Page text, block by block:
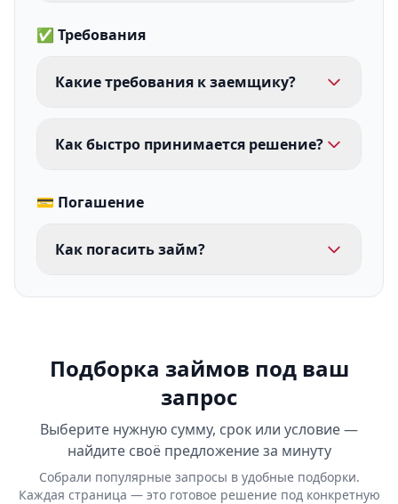
✅ Требования
Какие требования к заемщику?
Как быстро принимается решение?
💳 Погашение
Как погасить займ?
Подборка займов под ваш
запрос
Выберите нужную сумму, срок или условие —
найдите своё предложение за минуту
Собрали популярные запросы в удобные подборки.
Каждая страница — это готовое решение под конкретную